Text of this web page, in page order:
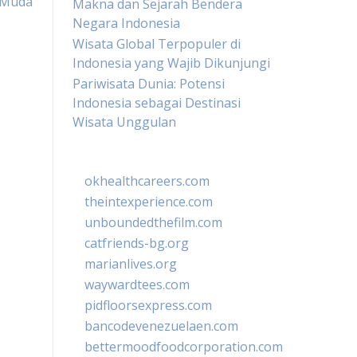
Makna dan Sejarah Bendera
Negara Indonesia
Wisata Global Terpopuler di
Indonesia yang Wajib Dikunjungi
Pariwisata Dunia: Potensi
Indonesia sebagai Destinasi
Wisata Unggulan
okhealthcareers.com
theintexperience.com
unboundedthefilm.com
catfriends-bg.org
marianlives.org
waywardtees.com
pidfloorsexpress.com
bancodevenezuelaen.com
bettermoodfoodcorporation.com